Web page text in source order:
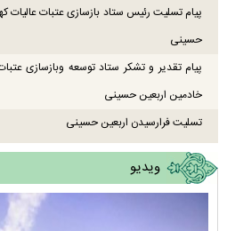
پیام تسلیت رئیس ستاد بازسازی عتبات عالیات
حسینی
پیام تقدیر و تشکر ستاد توسعه وبازسازی
خادمین اربعین حسینی
تسلیت فرارسیدن اربعین حسینی
ویدیو